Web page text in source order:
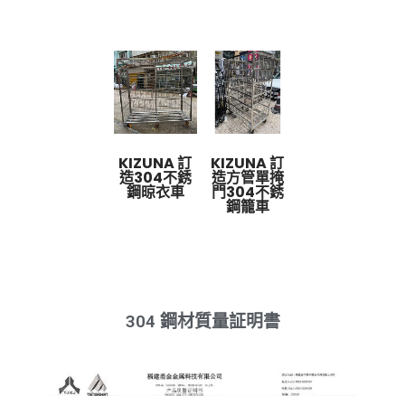
KIZUNA 訂
造304不銹
鋼晾衣車
KIZUNA 訂
造方管單掩
門304不銹
鋼籠車
304 鋼材質量証明書​